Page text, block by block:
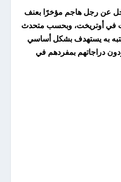
عن رجل هاجم مؤخرًا بعنف
في أوتريخت، وبحسب متحدث
به يستهدف بشكل أساسي
دراجاتهم بمفردهم في